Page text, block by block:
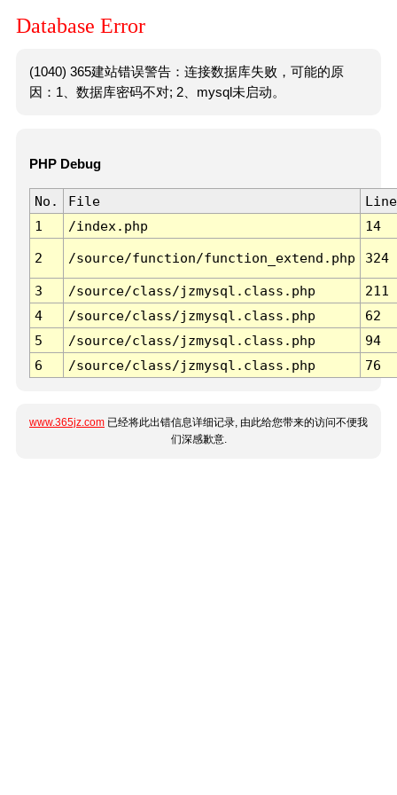
Database Error
(1040) 365建站错误警告：连接数据库失败，可能的原
因：1、数据库密码不对; 2、mysql未启动。
PHP Debug
No. File
Line
1
/index.php 14
2 /source/function/function_extend.php 324
3 /source/class/jzmysql.class.php
211
4
/source/class/jzmysql.class.php
62
5
/source/class/jzmysql.class.php
94
6
/source/class/jzmysql.class.php 76
www.365jz.com 已经将此出错信息详细记录, 由此给您带来的访问不便我
们深感歉意.